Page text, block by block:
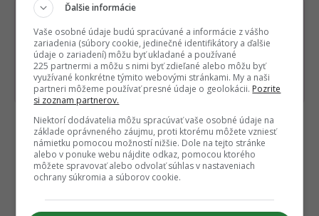
Dostaň Fontech do svojich Google
odporúčaní
Pridať ako preferovaný zdroj
Fontech, odkaz sa otvorí v
Čítaj viac z kategórie:Ako na to?
Ďalšie informácie
Vaše osobné údaje budú spracúvané a informácie z vášho
zariadenia (súbory cookie, jedinečné identifikátory a ďalšie
údaje o zariadení) môžu byť ukladané a používané
225 partnermi a môžu s nimi byť zdieľané alebo môžu byť
využívané konkrétne týmito webovými stránkami. My a naši
partneri môžeme používať presné údaje o geolokácii. Pozrite
si zoznam partnerov.
Niektorí dodávatelia môžu spracúvať vaše osobné údaje na
základe oprávneného záujmu, proti ktorému môžete vzniesť
námietku pomocou možností nižšie. Dole na tejto stránke
alebo v ponuke webu nájdite odkaz, pomocou ktorého
môžete spravovať alebo odvolať súhlas v nastaveniach
ochrany súkromia a súborov cookie.